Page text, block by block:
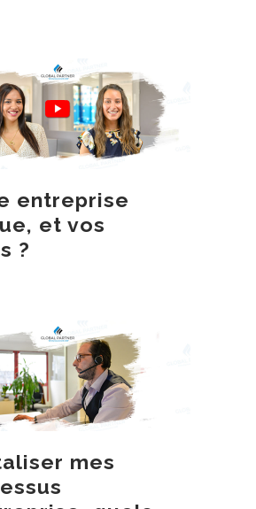
entreprise
et vos
?
mes